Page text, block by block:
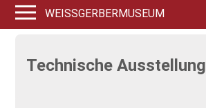
WEISSGERBERMUSEUM
Technische Ausstellung